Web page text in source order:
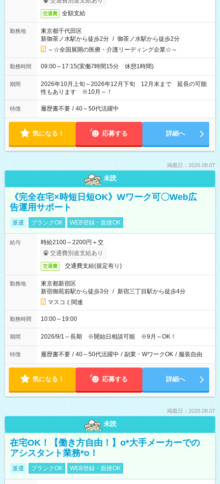
交通費 全額支給
勤務地
東京都千代田区
新御茶ノ水駅から徒歩2分 / 御茶ノ水駅から徒歩2分
～☆全国展開の医療・介護リーディング企業☆～
勤務時間 09:00～17:15(実働7時間15分 休憩1時間)
期間
2026年10月上旬～2026年12月下旬 12月末まで 延長の可能
性もあります ※10月～！
特徴 履歴書不要 / 40～50代活躍中
気になる！ 応募する 詳細へ
掲載日：2026.08.07
未読
《完全在宅×時短日短OK》Wワーク可〇Web広
告運用サポート
派遣 ブランクOK WEB登録・面接OK
給与
時給2100～2200円＋交
交通費別途支給あり
交通費 交通費支給(規定有り)
勤務地
東京都新宿区
新宿御苑前駅から徒歩3分 / 新宿三丁目駅から徒歩4分
マスコミ関連
勤務時間 10:00～19:00
期間 2026/9/1～長期 ※開始日相談可能 ※9月～OK！
特徴 履歴書不要 / 40～50代活躍中 / 副業・WワークOK / 服装自由
気になる！ 応募する 詳細へ
掲載日：2026.08.07
未読
在宅OK！【働き方自由！】o*大手メーカーでの
アシスタント業務*o！
派遣 ブランクOK WEB登録・面接OK